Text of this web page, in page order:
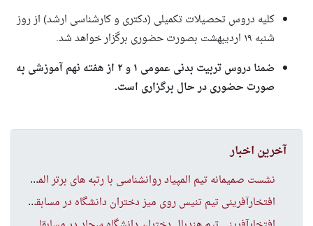
کلیه دروس تحصیلات تکمیلی (دکتری و کارشناسی ارشد) از روز
شنبه ۱۹ اردیبهشت بصورت حضوری برگزار خواهد شد.
ضمنا دروس تربیت بدنی عمومی ۱ و ۲ از هفته نهم آموزشی به
صورت حضوری در حال برگزاری است.
آخرین اخبار
نشس
ت صمیمانه تیم المپیاد روانشناسی با رتبه های برتر المپیاد
افت
خارآفرینی تیم تنیس روی میز دختران دانشگاه در مسابقات انتخابی منطقه ۹ کشور